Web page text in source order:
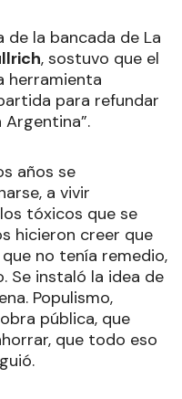
la bancada de La
, sostuvo que el
herramienta
para refundar
años se
a vivir
tóxicos que se
hicieron creer que
no tenía remedio,
Se instaló la idea de
Populismo,
pública, que
que todo eso